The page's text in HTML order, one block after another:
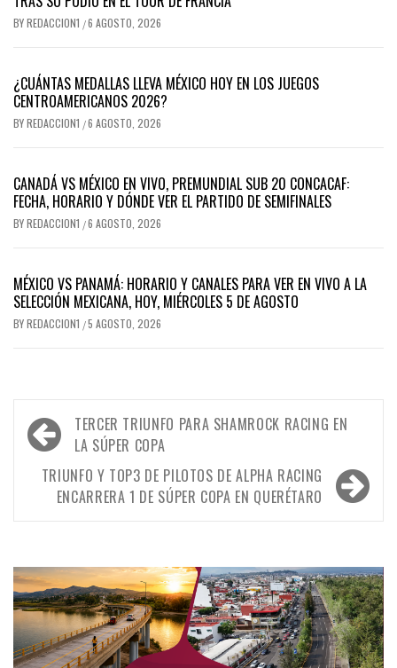
BYREDACCION1 /6 AGOSTO, 2026
¿CUÁNTAS MEDALLAS LLEVA MÉXICO HOY EN LOS JUEGOS
CENTROAMERICANOS 2026?
BYREDACCION1 /6 AGOSTO, 2026
CANADÁ VS MÉXICO EN VIVO, PREMUNDIAL SUB 20 CONCACAF:
FECHA, HORARIO Y DÓNDE VER EL PARTIDO DE SEMIFINALES
BYREDACCION1 /6 AGOSTO, 2026
MÉXICO VS PANAMÁ: HORARIO Y CANALES PARA VER EN VIVO A LA
SELECCIÓN MEXICANA, HOY, MIÉRCOLES 5 DE AGOSTO
BYREDACCION1 /5 AGOSTO, 2026
Navegación
de
entradas
TERCER TRIUNFO PARA SHAMROCK RACING EN
LA SÚPER COPA
TRIUNFO Y TOP3 DE PILOTOS DE ALPHA RACING
ENCARRERA 1 DE SÚPER COPA EN QUERÉTARO